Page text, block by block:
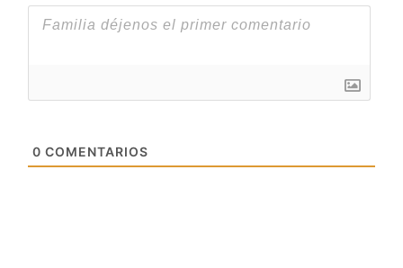
0 COMENTARIOS